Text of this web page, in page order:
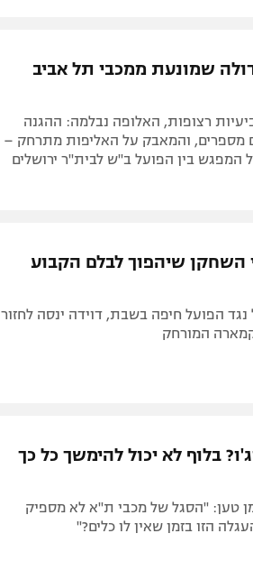
שמונעת ממכבי תל אביב
רצופות, האלופה נבלמה: ההגנה
והמאבק על האליפות מתרחק –
בין הפועל ב"ש לבית"ר ירושלים
השחקן שיהפוך לבלם הקבוע
הפועל חיפה בשבת, דוידה ינסה לחזור
המורחק
בלוף לא יכול להימשך כל כך
טען: "הסגל של מכבי ת"א לא מספיק
הזו בזמן שאין לו כלים?"